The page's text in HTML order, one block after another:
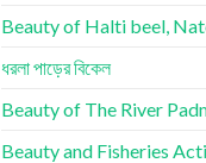
Beauty of Halti beel, Natore
ধরলা পাড়ের বিকেল
Beauty of The River
Beauty and Fisheries